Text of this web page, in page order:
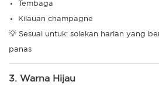
Tembaga
Kilauan champagne
💡 Sesuai untuk: solekan harian yang
panas
3. Warna Hijau